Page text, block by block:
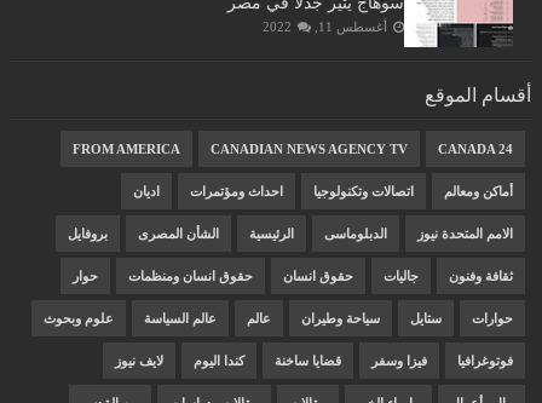
أغسطس 11, 2022
أقسام الموقع
CANADA 24
CANADIAN NEWS AGENCY TV
FROM AMERICA
أماكن ومعالم اتصالات وتكنولوجيا احداث ومؤتمرات اديان
الامم المتحدة نيوز الدبلوماسى الرئيسية الشأن المصرى بروفايل
ثقافة وفنون جاليات حقوق انسان حقوق انسان ومنظمات حوار
حوارات ستايل سياحة وطيران عالم عالم السياسة علوم وبحوث
فوتوغرافيا فيزا وسفر قضايا ساخنة كندا اليوم لايف نيوز